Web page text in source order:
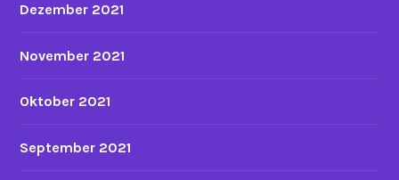
Dezember 2021
November 2021
Oktober 2021
September 2021